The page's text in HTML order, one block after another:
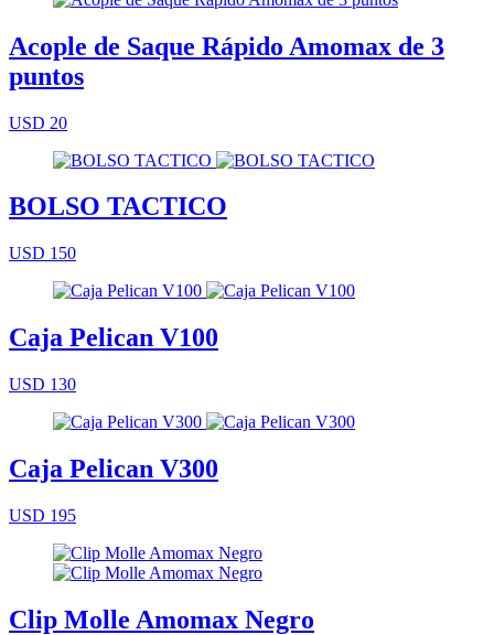
Acople de Saque Rápido Amomax de 3
puntos
USD 20
BOLSO TACTICO
USD 150
Caja Pelican V100
USD 130
Caja Pelican V300
USD 195
Clip Molle Amomax Negro